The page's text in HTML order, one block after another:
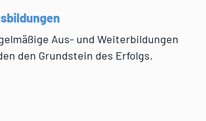
Aus- und Weiterbildungen
den Grundstein des Erfolgs.